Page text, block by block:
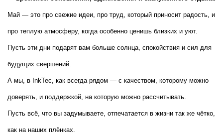
Май — это про свежие идеи, про труд, который приносит радость, и
про теплую атмосферу, когда особенно ценишь близких и уют.
Пусть эти дни подарят вам больше солнца, спокойствия и сил для
будущих свершений.
А мы, в InkTec, как всегда рядом — с качеством, которому можно
доверять, и поддержкой, на которую можно рассчитывать.
Пусть всё, что вы задумываете, отпечатается в жизни так же чётко,
как на наших плёнках.